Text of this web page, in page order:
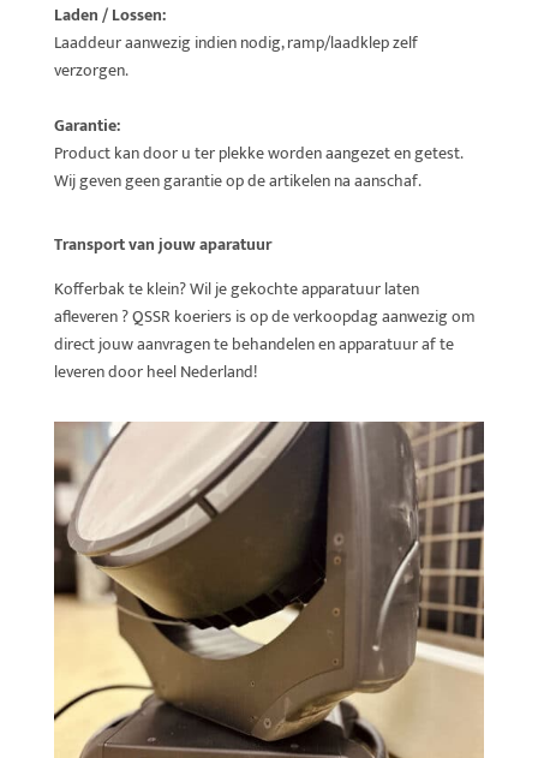
Laden / Lossen:
Laaddeur aanwezig indien nodig, ramp/laadklep zelf
verzorgen.
Garantie:
Product kan door u ter plekke worden aangezet en getest.
Wij geven geen garantie op de artikelen na aanschaf.
Transport van jouw aparatuur
Kofferbak te klein? Wil je gekochte apparatuur laten
afleveren ? QSSR koeriers is op de verkoopdag aanwezig om
direct jouw aanvragen te behandelen en apparatuur af te
leveren door heel Nederland!